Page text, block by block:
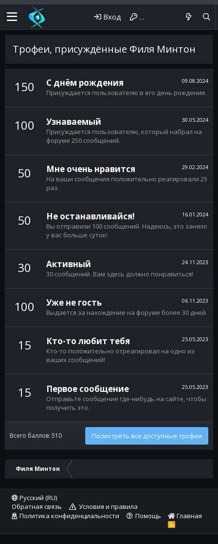
Вход Регистрация
Трофеи, присуждённые Филя Минтон
150 09.08.2024
С днём рождения
Присуждается пользователю в его день рождения.
100 30.05.2024
Узнаваемый
Присуждается пользователю, который набрал на
форуме 250 сообщений.
50 29.02.2024
Мне очень нравится
На ваши сообщения положительно реагировали 25
раз.
50 16.01.2024
Не останавливайся!
Вы отправили 100 сообщений. Надеюсь, это заняло
у вас больше суток!
30 24.11.2023
Активный
30 сообщений. Вам здесь должно понравиться!
100 06.11.2023
Уже не гость
Выдается за нахождение на форуме более 30 дней.
15 25.05.2023
Кто-то любит тебя
Кто-то положительно отреагировал на одно из
ваших сообщений!
15 25.05.2023
Первое сообщение
Отправьте сообщение где-нибудь на сайте, чтобы
получить это.
Всего баллов: 510 Посмотреть все доступные трофеи
Филя Минтон
Русский (RU)
Обратная связь
Условия и правила
Политика конфиденциальности
Помощь Главная
R